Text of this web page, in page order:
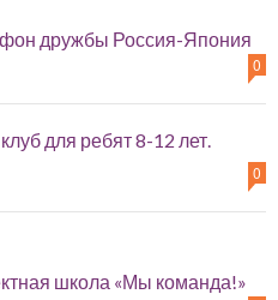
дружбы Россия-Япония
0
для ребят 8-12 лет.
0
школа «Мы команда!»